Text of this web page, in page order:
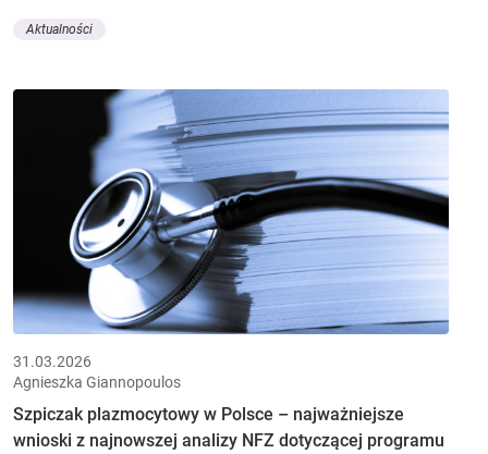
Aktualności
31.03.2026
Agnieszka Giannopoulos
Szpiczak plazmocytowy w Polsce – najważniejsze
wnioski z najnowszej analizy NFZ dotyczącej programu